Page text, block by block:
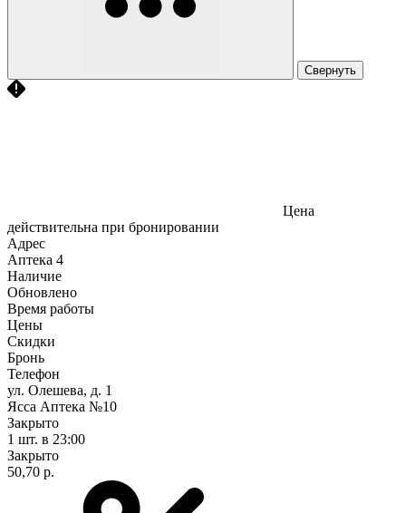
Свернуть
Цена
действительна при бронировании
Адрес
Аптека 4
Наличие
Обновлено
Время работы
Цены
Скидки
Бронь
Телефон
ул. Олешева, д. 1
Ясса Аптека №10
Закрыто
1 шт. в 23:00
Закрыто
50,70 р.